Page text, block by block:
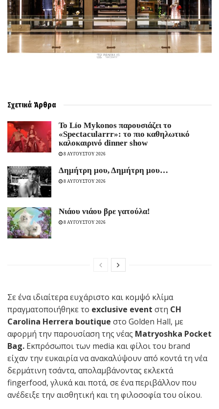
Σχετικά Άρθρα
Το Lío Mykonos παρουσιάζει το
«Spectacularrr»: το πιο καθηλωτικό
καλοκαιρινό dinner show
8 ΑΥΓΟΥΣΤΟΥ 2026
Δημήτρη μου, Δημήτρη μου…
8 ΑΥΓΟΥΣΤΟΥ 2026
Νιάου νιάου βρε γατούλα!
8 ΑΥΓΟΥΣΤΟΥ 2026
Σε ένα ιδιαίτερα ευχάριστο και κομψό κλίμα
πραγματοποιήθηκε το exclusive event στη CH
Carolina Herrera boutique στο Golden Hall, με
αφορμή την παρουσίαση της νέας Matryoshka Pocket
Bag. Εκπρόσωποι των media και φίλοι του brand
είχαν την ευκαιρία να ανακαλύψουν από κοντά τη νέα
δερμάτινη τσάντα, απολαμβάνοντας εκλεκτά
fingerfood, γλυκά και ποτά, σε ένα περιβάλλον που
ανέδειξε την αισθητική και τη φιλοσοφία του οίκου.